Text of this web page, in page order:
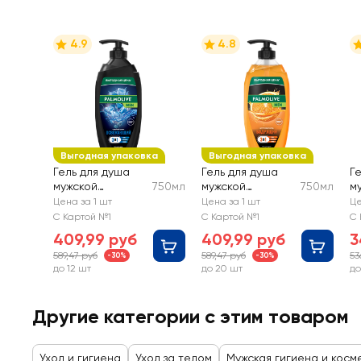
Выгодная упаковка
4.9
Гель для душа
мужской
PALMOLIVE Men
Северный океан
минералами 3в1
750мл
Цена за 1 шт
С Картой №1
409,99 руб
589,47 руб -30%
до 12 шт
Выгодная упаковка
4.8
Гель для душа
мужской
PALMOLIVE Men
Цитрусовый
2в1
750мл
Цена за 1 шт
С Картой №1
409,99 руб
589,47 руб -30%
до 20 шт
С
Другие категории с этим товаром
Уход и гигиена Уход за телом Мужская гигиена и